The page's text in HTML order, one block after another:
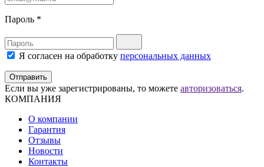
Пароль *
Я согласен на обработку персональных данных
Отправить
Если вы уже зарегистрированы, то можете авторизоваться.
КОМПАНИЯ
О компании
Гарантия
Отзывы
Новости
Контакты